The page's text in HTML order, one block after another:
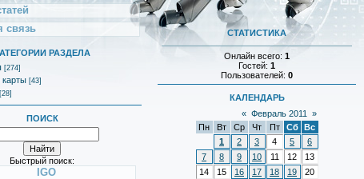
связь
РАЗДЕЛА
[274]
[43]
[28]
ПОИСК
Быстрый поиск:
IGO
СТАТИСТИКА
Онлайн всего: 1
Гостей: 1
Пользователей: 0
КАЛЕНДАРЬ
« Февраль 2011
»
Пн
Вт Ср Чт Пт Сб
Вс
1
2 3 4 5
6
7
8 9 10 11 12
13
14
15 16 17 18 19
20